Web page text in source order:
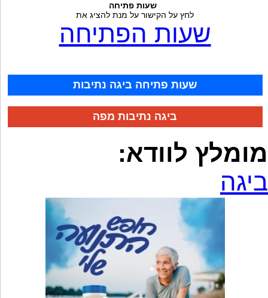
שעות פתיחה
לחץ על הקישור על מנת להציג את
שעות הפתיחה
שעות פתיחה ביגה נתיבות
ביגה נתיבות מפה
מומלץ לוודא:
ביגה